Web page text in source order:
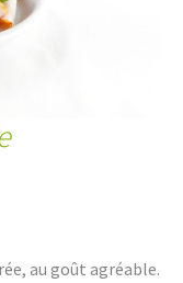
au goût agréable.